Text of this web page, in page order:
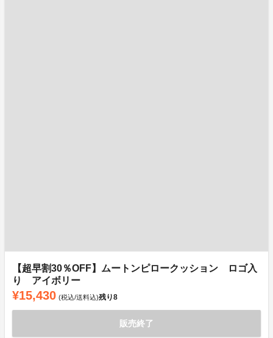
【超早割30％OFF】ムートンピロークッション ロゴ入
り アイボリー
¥15,430 (税込/送料込)残り8
販売終了